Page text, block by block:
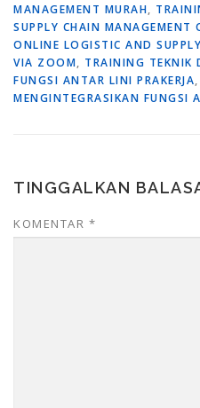
MANAGEMENT MURAH,
SUPPLY CHAIN MANAGEMENT
ONLINE LOGISTIC AND
VIA ZOOM, TRAINING TEKNIK
FUNGSI ANTAR LINI PRAKERJA,
MENGINTEGRASIKAN FUNGSI
TINGGALKAN
KOMENTAR *